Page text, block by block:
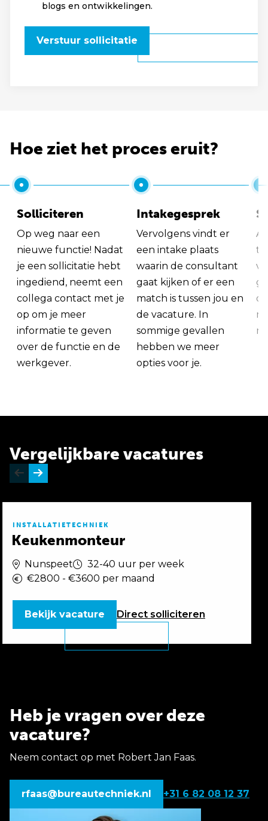
blogs en ontwikkelingen.
Verstuur sollicitatie
Hoe ziet het proces eruit?
Solliciteren
Op weg naar een
nieuwe functie! Nadat
je een sollicitatie hebt
ingediend, neemt een
collega contact met je
op om je meer
informatie te geven
over de functie en de
werkgever.
Intakegesprek
Vervolgens vindt er
een intake plaats
waarin de consultant
gaat kijken of er een
match is tussen jou en
de vacature. In
sommige gevallen
hebben we meer
opties voor je.
Vergelijkbare vacatures
INSTALLATIETECHNIEK
Keukenmonteur
Nunspeet
32-40 uur per week
€2800 - €3600 per maand
Direct solliciteren
Bekijk vacature
Heb je vragen over deze
vacature?
Neem contact op met Robert Jan Faas.
rfaas@bureautechniek.nl +31 6 82 08 12 37